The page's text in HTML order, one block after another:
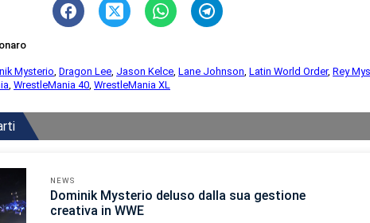
Mysterio, Dragon Lee, Jason Kelce, Lane Johnson, Latin World Order, Rey
, WrestleMania 40, WrestleMania XL
NEWS
Dominik Mysterio deluso dalla sua gestione
creativa in WWE